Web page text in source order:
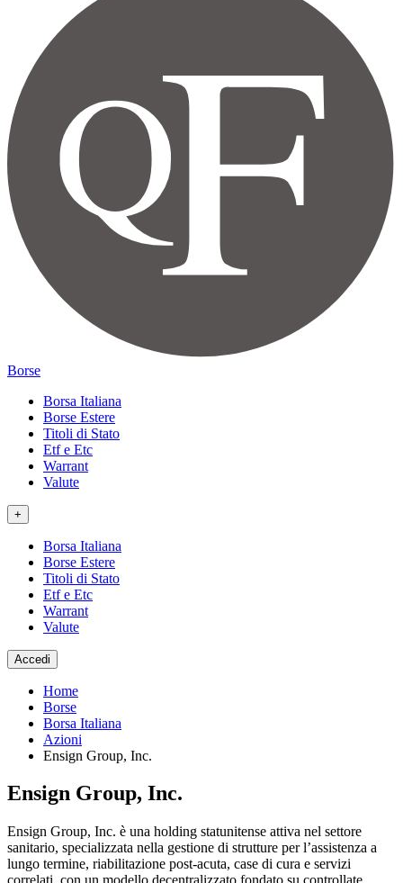
Borse
Borsa Italiana
Borse Estere
Titoli di Stato
Etf e Etc
Warrant
Valute
+
Borsa Italiana
Borse Estere
Titoli di Stato
Etf e Etc
Warrant
Valute
Accedi
Home
Borse
Borsa Italiana
Azioni
Ensign Group, Inc.
Ensign Group, Inc.
Ensign Group, Inc. è una holding statunitense attiva nel settore
sanitario, specializzata nella gestione di strutture per l’assistenza a
lungo termine, riabilitazione post-acuta, case di cura e servizi